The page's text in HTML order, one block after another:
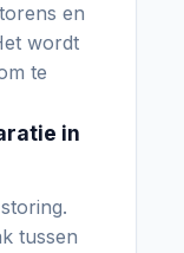
en
wordt
te
in
tussen